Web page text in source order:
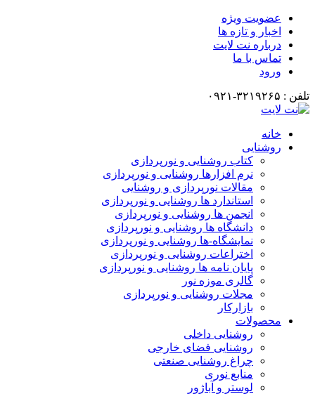
عضویت ویژه
اخبار و تازه ها
درباره نت لایت
تماس با ما
ورود
تلفن : ۳۲۱۹۲۶۵-۰۹۲۱
خانه
روشنایی
کتاب روشنایی و نورپردازی
نرم افزارها روشنایی و نورپردازی
مقالات نورپردازی و روشنایی
استاندارد ها روشنایی و نورپردازی
انجمن ها روشنایی و نورپردازی
دانشگاه ها روشنایی و نورپردازی
نمایشگاه-ها روشنایی و نورپردازی
اختراعات روشنایی و نورپردازی
پایان نامه ها روشنایی و نورپردازی
گالری موزه نور
مجلات روشنایی و نورپردازی
بازارکار
محصولات
روشنایی داخلی
روشنایی فضای خارجی
چراغ روشنایی صنعتی
منابع نوری
لوستر و آباژور